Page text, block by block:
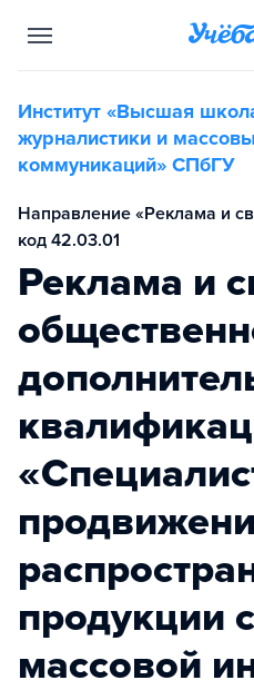
Институт «Высшая
журналистики и
коммуникаций» СПбГУ
Направление «Реклама и
код 42.03.01
Реклама и
продукции
массовой